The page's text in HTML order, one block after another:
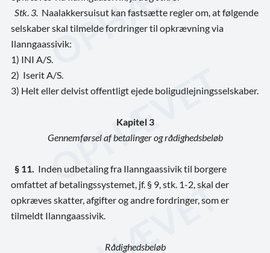
Stk 3. Naalakkersuisut kan fastsætte regler om, at følgende
selskaber skal tilmelde fordringer til opkrævning via
Ilanngaassivik:
1) INI A/S.
2) Iserit A/S.
3) Helt eller delvist offentligt ejede boligudlejningsselskaber.
Kapitel 3
Gennemførsel af betalinger og rådighedsbeløb
§ 11.
Inden udbetaling fra Ilanngaassivik til borgere
omfattet af betalingssystemet, jf. § 9, stk. 1-2, skal der
opkræves skatter, afgifter og andre fordringer, som er
tilmeldt Ilanngaassivik.
Rådighedsbeløb